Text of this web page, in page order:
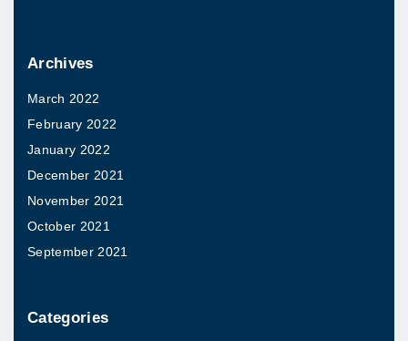
Archives
March 2022
February 2022
January 2022
December 2021
November 2021
October 2021
September 2021
Categories